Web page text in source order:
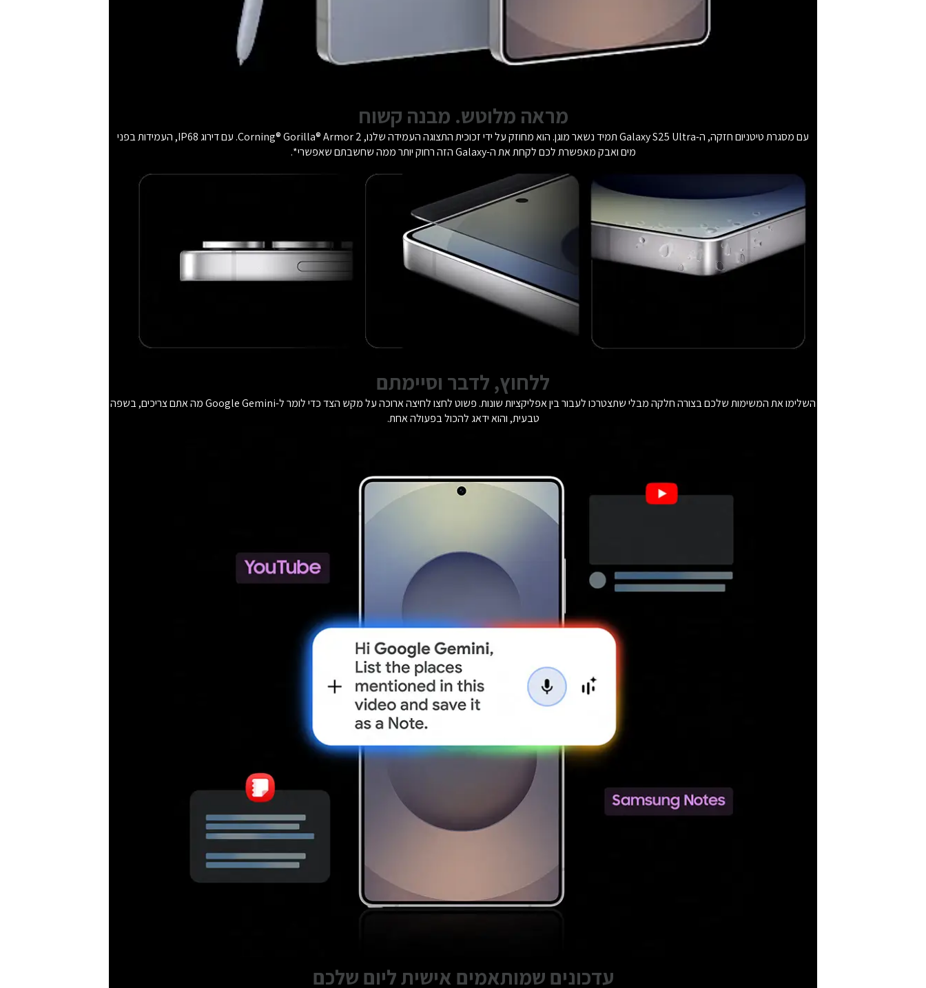
מראה מלוטש. מבנה קשוח
עם מסגרת טיטניום חזקה, ה-Galaxy S25 Ultra תמיד נשאר מוגן. הוא מחוזק על ידי זכוכית התצוגה העמידה שלנו, Corning® Gorilla® Armor 2. עם דירוג IP68, העמידות בפני
מים ואבק מאפשרת לכם לקחת את ה-Galaxy הזה רחוק יותר ממה שחשבתם שאפשרי*.
ללחוץ, לדבר וסיימתם
השלימו את המשימות שלכם בצורה חלקה מבלי שתצטרכו לעבור בין אפליקציות שונות. פשוט לחצו לחיצה ארוכה על מקש הצד כדי לומר ל-Google Gemini מה אתם צריכים, בשפה
טבעית, והוא ידאג להכול בפעולה אחת.
עדכונים שמותאמים אישית ליום שלכם